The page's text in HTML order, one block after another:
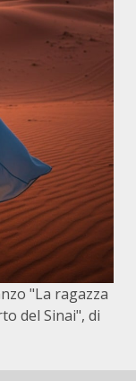
"La ragazza
del Sinai", di